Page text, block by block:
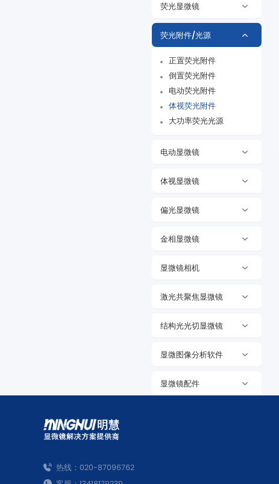
荧光显微镜
荧光附件/光源
正置荧光附件
倒置荧光附件
电动荧光附件
体视荧光附件
大功率荧光光源
电动显微镜
体视显微镜
偏光显微镜
金相显微镜
显微镜相机
激光共聚焦显微镜
结构光光切显微镜
显微图像分析软件
显微镜配件
热线：020-87096762